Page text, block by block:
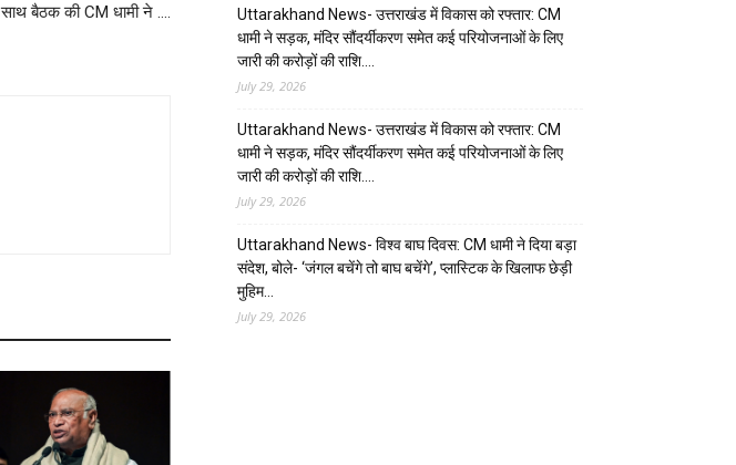
साथ बैठक की CM धामी ने ….
Uttarakhand News- उत्तराखंड में विकास को रफ्तार: CM
धामी ने सड़क, मंदिर सौंदर्यीकरण समेत कई परियोजनाओं के लिए
जारी की करोड़ों की राशि….
July 29, 2026
Uttarakhand News- उत्तराखंड में विकास को रफ्तार: CM
धामी ने सड़क, मंदिर सौंदर्यीकरण समेत कई परियोजनाओं के लिए
जारी की करोड़ों की राशि….
July 29, 2026
Uttarakhand News- विश्व बाघ दिवस: CM धामी ने दिया बड़ा
संदेश, बोले- ‘जंगल बचेंगे तो बाघ बचेंगे’, प्लास्टिक के खिलाफ छेड़ी
मुहिम…
July 29, 2026